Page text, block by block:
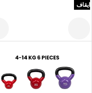
ايقاف